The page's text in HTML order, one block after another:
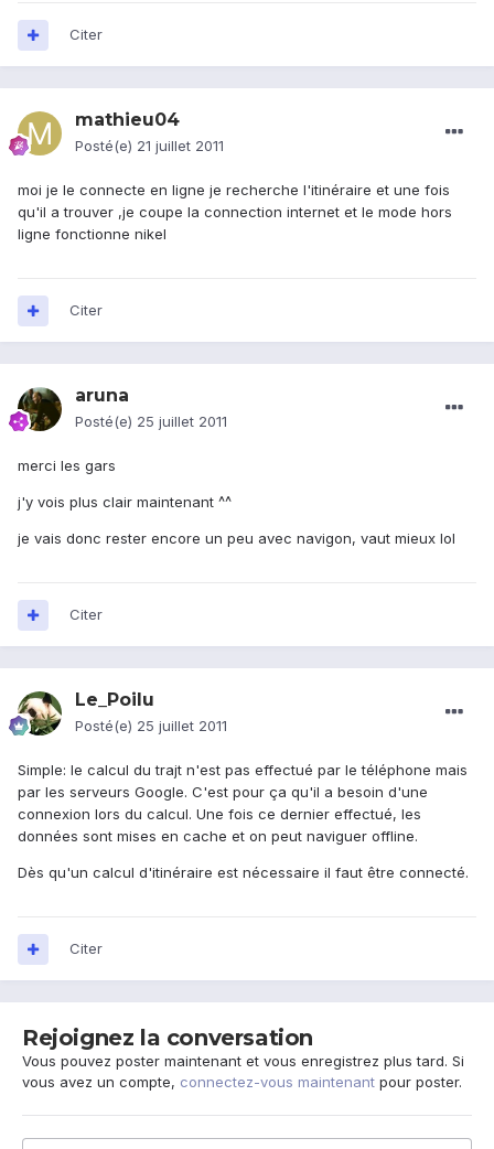
Citer
mathieu04
Posté(e) 21 juillet 2011
moi je le connecte en ligne je recherche l'itinéraire et une fois
qu'il a trouver ,je coupe la connection internet et le mode hors
ligne fonctionne nikel
Citer
aruna
Posté(e) 25 juillet 2011
merci les gars
j'y vois plus clair maintenant ^^
je vais donc rester encore un peu avec navigon, vaut mieux lol
Citer
Le_Poilu
Posté(e) 25 juillet 2011
Simple: le calcul du trajt n'est pas effectué par le téléphone mais
par les serveurs Google. C'est pour ça qu'il a besoin d'une
connexion lors du calcul. Une fois ce dernier effectué, les
données sont mises en cache et on peut naviguer offline.
Dès qu'un calcul d'itinéraire est nécessaire il faut être connecté.
Citer
Rejoignez la conversation
Vous pouvez poster maintenant et vous enregistrez plus tard. Si
vous avez un compte, connectez-vous maintenant pour poster.